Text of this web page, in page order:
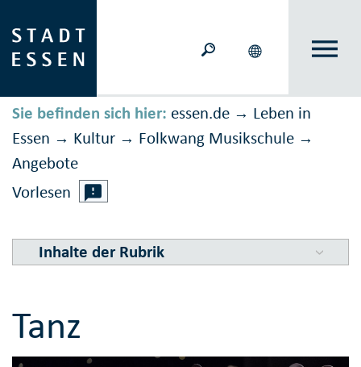
Sie befinden sich hier: essen.de → Leben in
Essen → Kultur → Folkwang Musikschule →
Angebote
Vorlesen
Inhalte der Rubrik
Tanz